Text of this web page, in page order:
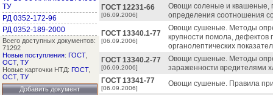
ТУ
РД 0352-172-96
РД 0352-189-2000
Всего доступных документов:
71292
Новые поступления: ГОСТ,
ОСТ, ТУ
Новые карточки НТД: ГОСТ,
ОСТ, ТУ
Добавить документ
ГОСТ 12231-66
[06.09.2006]
Овощи соленые и квашеные,
определения соотношения
ГОСТ 13340.1-77
[06.09.2006]
Овощи сушеные. Методы
крупности помола,
органолептических
ГОСТ 13340.2-77
[06.09.2006]
Овощи сушеные. Методы
зараженности вредителями
ГОСТ 13341-77
[06.09.2006]
Овощи сушеные. Правила